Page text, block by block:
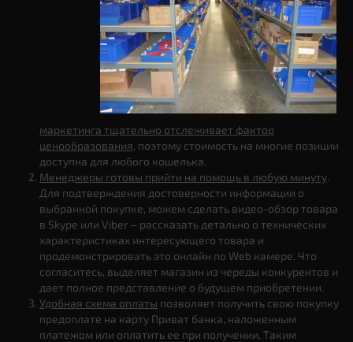
маркетинга тщательно отслеживает фактор
ценообразования, поэтому стоимость на многие позиции
доступна для любого кошелька.
Менеджеры готовы прийти на помощь в любую минуту.
Для подтверждения достоверности информации о
выбранной покупке, можем сделать видео-обзор товара
в Skype или Viber – рассказать детально о технических
характеристиках интересующего товара и
продемонстрировать это онлайн по Web камере. Что
согласитесь, выделяет магазин из череды конкурентов и
дает полное представление о будущем приобретении.
Удобная схема оплаты позволяет получить свою покупку
предоплате на карту Приват банка, наложенным
платежом или оплатить ее при получении. Таким